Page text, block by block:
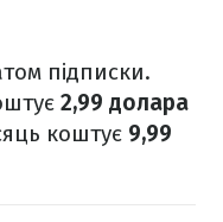
підписки.
2,99 долара
коштує 9,99